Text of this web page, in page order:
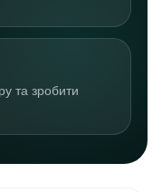
та зробити